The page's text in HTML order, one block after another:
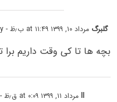
گلبرگ مرداد ۱۰, ۱۳۹۹ at ۱۱:۴۹ ب٫ظ - Reply
بچه ها تا کی وقت داریم برا
llمرداد ۱۱, ۱۳۹۹ at ۰:۰۹ ق٫ظ - Reply